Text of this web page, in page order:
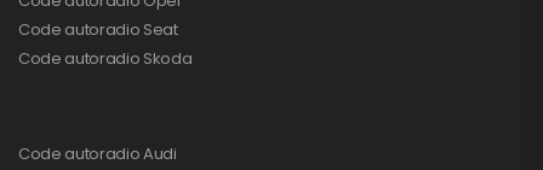
Code autoradio Seat
Code autoradio Skoda
Code autoradio Audi